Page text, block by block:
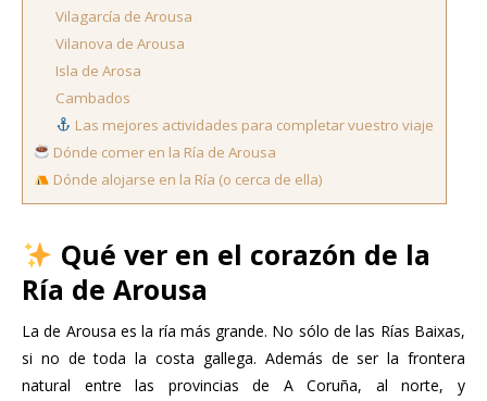
Vilagarcía de Arousa
Vilanova de Arousa
Isla de Arosa
Cambados
Las mejores actividades para completar vuestro viaje
Dónde comer en la Ría de Arousa
Dónde alojarse en la Ría (o cerca de ella)
Qué ver en el corazón de la
Ría de Arousa
La de Arousa es la ría más grande. No sólo de las Rías Baixas,
si no de toda la costa gallega. Además de ser la frontera
natural entre las provincias de A Coruña, al norte, y